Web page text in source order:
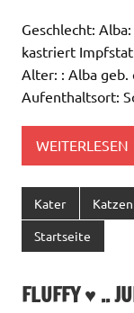
Geschlecht:
kastriert
Alter: : Alba geb.
Aufenthaltsort:
WEITERLESEN
Kater
Startseite
FLUFFY ♥ ..